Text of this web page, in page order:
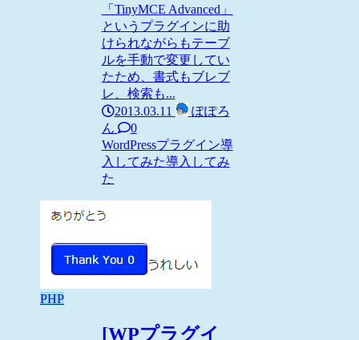
「TinyMCE Advanced」
というプラグインに助
けられながらもテーブ
ルを手動で変更してい
たため、書式もブレブ
レ、検索も...
2013.03.11
ぽぽろ
ん
0
WordPressプラグイン導
入してみた導入してみ
た
PHP
[WPプラグイ